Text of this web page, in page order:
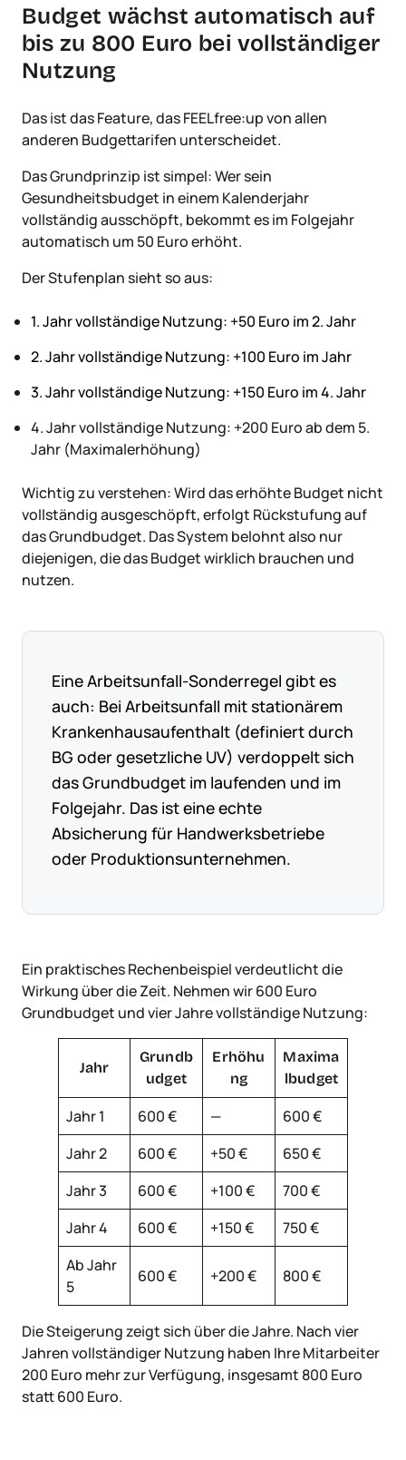
Budget wächst automatisch auf
bis zu 800 Euro bei vollständiger
Nutzung
Das ist das Feature, das FEELfree:up von allen
anderen Budgettarifen unterscheidet.
Das Grundprinzip ist simpel: Wer sein
Gesundheitsbudget in einem Kalenderjahr
vollständig ausschöpft, bekommt es im Folgejahr
automatisch um 50 Euro erhöht.
Der Stufenplan sieht so aus:
1. Jahr vollständige Nutzung: +50 Euro im 2. Jahr
2. Jahr vollständige Nutzung: +100 Euro im Jahr
3. Jahr vollständige Nutzung: +150 Euro im 4. Jahr
4. Jahr vollständige Nutzung: +200 Euro ab dem 5.
Jahr (Maximalerhöhung)
Wichtig zu verstehen: Wird das erhöhte Budget nicht
vollständig ausgeschöpft, erfolgt Rückstufung auf
das Grundbudget. Das System belohnt also nur
diejenigen, die das Budget wirklich brauchen und
nutzen.
Eine Arbeitsunfall-Sonderregel gibt es
auch: Bei Arbeitsunfall mit stationärem
Krankenhausaufenthalt (definiert durch
BG oder gesetzliche UV) verdoppelt sich
das Grundbudget im laufenden und im
Folgejahr. Das ist eine echte
Absicherung für Handwerksbetriebe
oder Produktionsunternehmen.
Ein praktisches Rechenbeispiel verdeutlicht die
Wirkung über die Zeit. Nehmen wir 600 Euro
Grundbudget und vier Jahre vollständige Nutzung:
Jahr
Grundb
udget
Erhöhu
ng
Maxima
lbudget
Jahr 1 600 € —
600 €
Jahr 2
600 € +50 €
650 €
Jahr 3
600 € +100 €
700 €
Jahr 4
600 € +150 €
750 €
Ab Jahr
5
600 € +200 € 800 €
Die Steigerung zeigt sich über die Jahre. Nach vier
Jahren vollständiger Nutzung haben Ihre Mitarbeiter
200 Euro mehr zur Verfügung, insgesamt 800 Euro
statt 600 Euro.